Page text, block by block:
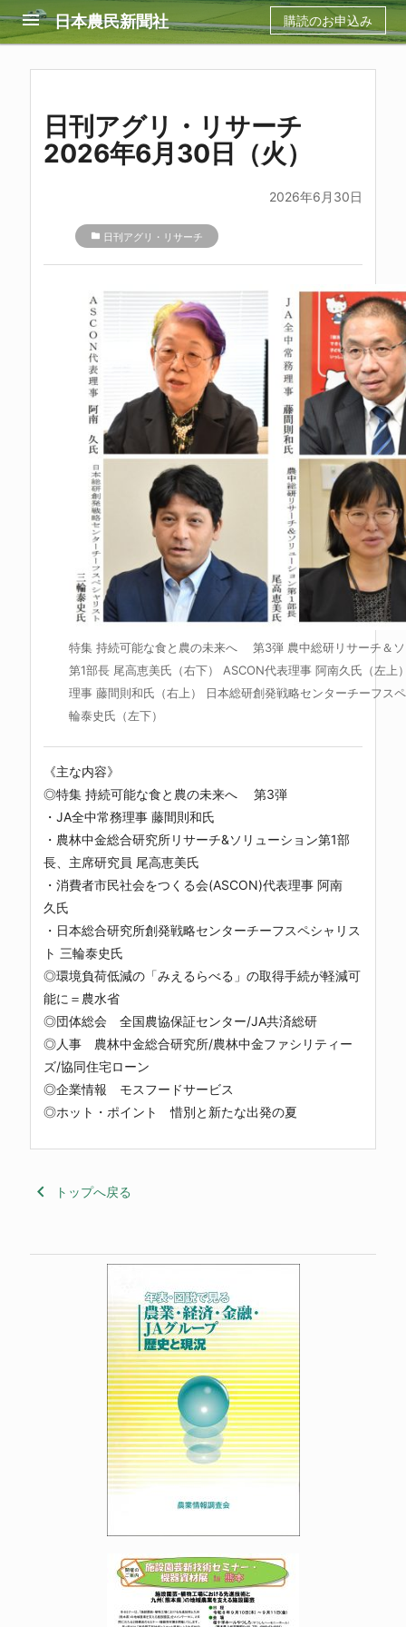
menu 日本農民新聞社 購読のお申込み
日刊アグリ・リサーチ
2026年6月30日（火）
2026年6月30日
folder 日刊アグリ・リサーチ
特集 持続可能な食と農の未来へ 第3弾 農中総研リサーチ＆
第1部長 尾高恵美氏（右下） ASCON代表理事 阿南久氏（左上
理事 藤間則和氏（右上） 日本総研創発戦略センターチーフス
輪泰史氏（左下）
《主な内容》
◎特集 持続可能な食と農の未来へ 第3弾
・JA全中常務理事 藤間則和氏
・農林中金総合研究所リサーチ&ソリューション第1部
長、主席研究員 尾高恵美氏
・消費者市民社会をつくる会(ASCON)代表理事 阿南
久氏
・日本総合研究所創発戦略センターチーフスペシャリス
ト 三輪泰史氏
◎環境負荷低減の「みえるらべる」の取得手続が軽減可
能に＝農水省
◎団体総会 全国農協保証センター/JA共済総研
◎人事 農林中金総合研究所/農林中金ファシリティー
ズ/協同住宅ローン
◎企業情報 モスフードサービス
◎ホット・ポイント 惜別と新たな出発の夏
keyboard_arrow_left トップへ戻る